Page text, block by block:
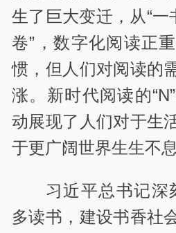
生了巨大变迁，从“一
卷”，数字化阅读正
惯，但人们对阅读的
涨。新时代阅读的
动展现了人们对于生
于更广阔世界生生不
习近平总书记深
多读书，建设书香社